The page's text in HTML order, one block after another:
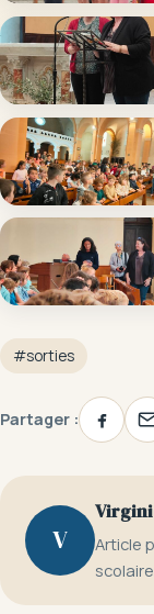
Documents
#sorties
Partager :
V
Article